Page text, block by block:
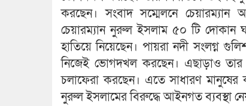
করছেন। সংবাদ সম্মেলনে
চেয়ারম্যান নুরুল ইসলাম ৫০ টি
হাতিয়ে নিয়েছেন। পায়রা নদী সংলগ্ন
নিজেই ভোগদখল করছেন। এছাড়াও তার
চলাফেরা করছেন। এতে সাধারণ মানুষের
নুরুল ইসলামের বিরুদ্ধে আইনগত ব্যবস্থা